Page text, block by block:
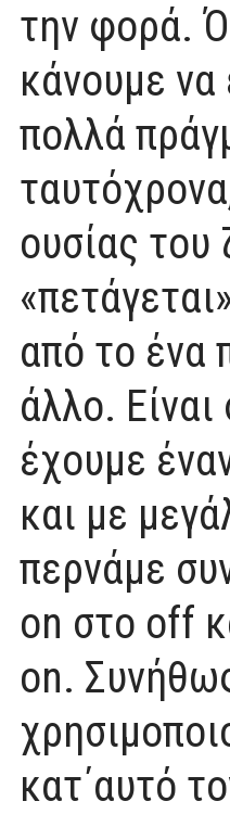
την φορά.
κάνουμε να
πολλά
ουσίας του
από το ένα
άλλο. Είναι
έχουμε
και με
περνάμε
on στο off
on.
κατ΄αυτό